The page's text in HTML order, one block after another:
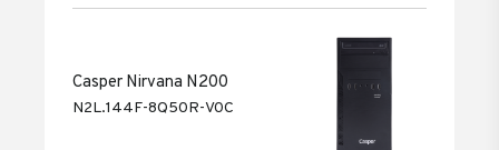
Casper Nirvana N200
N2L.144F-8Q50R-V0C